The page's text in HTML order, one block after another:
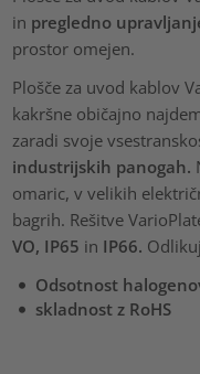
in pregledno
prostor omejen.
Plošče za uvod kablov
kakršne običajno
zaradi svoje
industrijskih panogah.
omaric, v velikih
bagrih. Rešitve
VO, IP65 in IP66.
Odsotnost
skladnost z RoHS